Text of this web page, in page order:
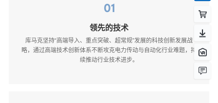
01
领先的技术
库马克坚持“高端导入、重点突破、超常规”发展的科技创新发展战
略，通过高端技术创新体系不断攻克电力传动与自动化行业难题，持
续推动行业技术进步。